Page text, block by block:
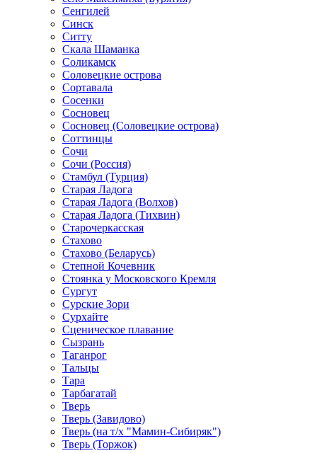
Сенгилей
Синск
Ситту
Скала Шаманка
Соликамск
Соловецкие острова
Сортавала
Сосенки
Сосновец
Сосновец (Соловецкие острова)
Соттинцы
Сочи
Сочи (Россия)
Стамбул (Турция)
Старая Ладога
Старая Ладога (Волхов)
Старая Ладога (Тихвин)
Старочеркасская
Стахово
Стахово (Беларусь)
Степной Кочевник
Стоянка у Московского Кремля
Сургут
Сурские Зори
Сурхайте
Сценическое плавание
Сызрань
Таганрог
Тальцы
Тара
Тарбагатай
Тверь
Тверь (Завидово)
Тверь (на т/х "Мамин-Сибиряк")
Тверь (Торжок)